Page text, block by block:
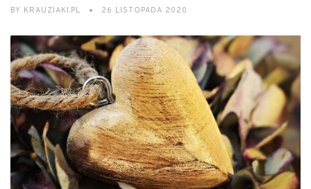
BY KRAUZIAKI.PL 26 LISTOPADA 2020